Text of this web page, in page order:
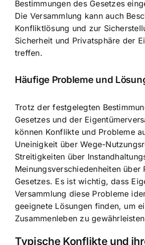
Bestimmungen des Gesetzes
Die Versammlung kann auch
Konfliktlösung und zur
Sicherheit und Privatsphäre der
treffen.
Häufige Probleme und
Trotz der festgelegten
Gesetzes und der
können Konflikte und Probleme
Uneinigkeit über Wege-
Streitigkeiten über
Meinungsverschiedenheiten über
Gesetzes. Es ist wichtig, dass
Versammlung diese Probleme
geeignete Lösungen finden, um
Zusammenleben zu
Typische Konflikte und